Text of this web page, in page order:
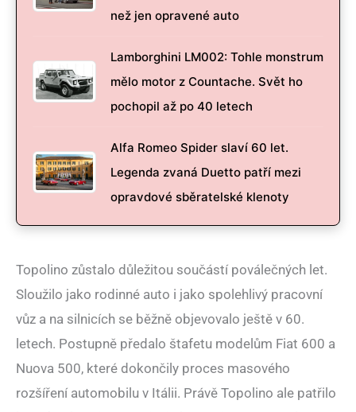
než jen opravené auto
Lamborghini LM002: Tohle monstrum
mělo motor z Countache. Svět ho
pochopil až po 40 letech
Alfa Romeo Spider slaví 60 let.
Legenda zvaná Duetto patří mezi
opravdové sběratelské klenoty
Topolino zůstalo důležitou součástí poválečných let.
Sloužilo jako rodinné auto i jako spolehlivý pracovní
vůz a na silnicích se běžně objevovalo ještě v 60.
letech. Postupně předalo štafetu modelům Fiat 600 a
Nuova 500, které dokončily proces masového
rozšíření automobilu v Itálii. Právě Topolino ale patřilo